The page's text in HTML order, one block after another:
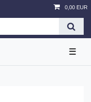
0,00 EUR
☰